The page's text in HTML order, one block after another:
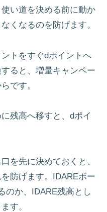
い道を決める前に動か
くなるのを防げます。
トをすぐdポイントへ
ると、増量キャンペー
です。
残高へ移すと、dポイ
を先に決めておくと、
防げます。IDAREボー
のか、IDARE残高とし
す。